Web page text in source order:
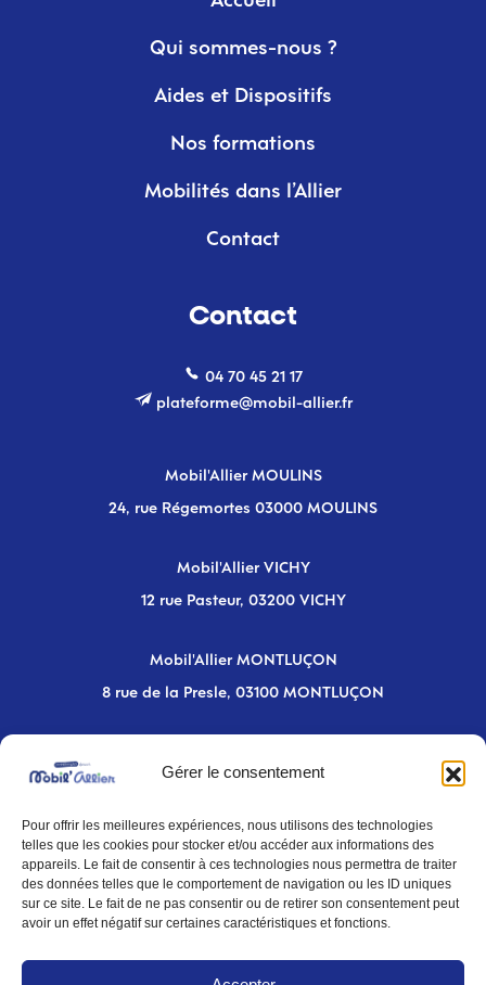
Gérer le consentement
Pour offrir les meilleures expériences, nous utilisons des technologies
telles que les cookies pour stocker et/ou accéder aux informations des
appareils. Le fait de consentir à ces technologies nous permettra de traiter
des données telles que le comportement de navigation ou les ID uniques
sur ce site. Le fait de ne pas consentir ou de retirer son consentement peut
avoir un effet négatif sur certaines caractéristiques et fonctions.
Qui sommes-nous ?
Aides et Dispositifs
Nos formations
Mobilités dans l’Allier
Contact
Contact
04 70 45 21 17
plateforme@mobil-allier.fr
Mobil'Allier MOULINS
24, rue Régemortes 03000 MOULINS
Mobil'Allier VICHY
12 rue Pasteur, 03200 VICHY
Mobil'Allier MONTLUÇON
8 rue de la Presle, 03100 MONTLUÇON
Newsletter
Inscrivez-vous pour rester informé des
nouveautés sur la mobilité dans l'Allier
S'inscrire